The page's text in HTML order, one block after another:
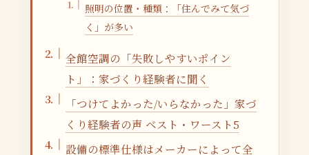
照明の位置・種類：「住んでみて気づ
く」が多い
全館空調の「失敗しやすいポイン
ト」：家づくり経験者に聞く
「つけてよかった/いらなかった」家づ
くり経験者の声 ベスト・ワースト5
設備の標準仕様はメーカーによって全